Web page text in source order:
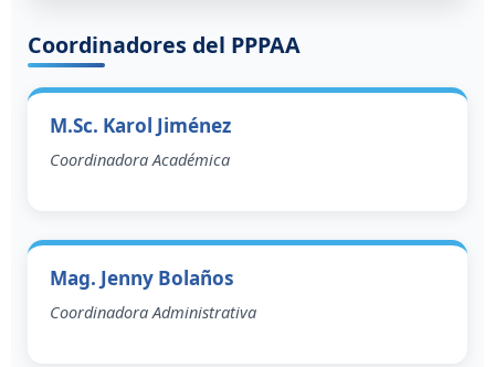
Coordinadores del PPPAA
M.Sc. Karol Jiménez
Coordinadora Académica
Mag. Jenny Bolaños
Coordinadora Administrativa